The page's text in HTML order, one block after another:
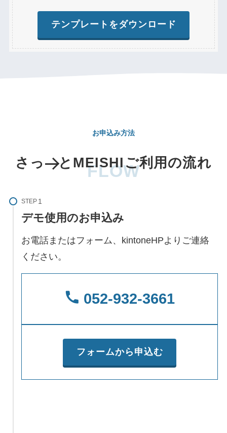
テンプレートをダウンロード
お申込み方法
FLOW
さっ とMEISHIご利用の流れ
STEP
デモ使用のお申込み
お電話またはフォーム、kintoneHPよりご連絡
ください。
052-932-3661
フォームから申込む